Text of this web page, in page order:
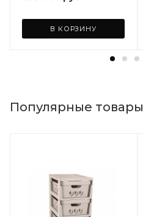
термокрышка.
В КОРЗИНУ
Популярные товары